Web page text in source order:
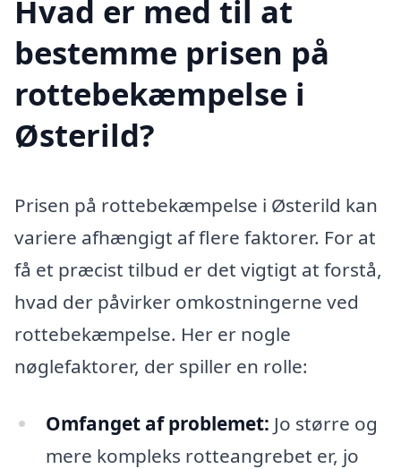
Hvad er med til at
bestemme prisen på
rottebekæmpelse i
Østerild?
Prisen på rottebekæmpelse i Østerild kan
variere afhængigt af flere faktorer. For at
få et præcist tilbud er det vigtigt at forstå,
hvad der påvirker omkostningerne ved
rottebekæmpelse. Her er nogle
nøglefaktorer, der spiller en rolle:
Omfanget af problemet: Jo større og
mere kompleks rotteangrebet er, jo